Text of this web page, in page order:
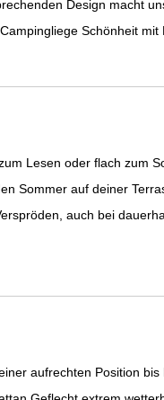
Design macht
Schönheit mit
Lesen oder flach zum
Sommer auf deiner
auch bei
aufrechten Position bis